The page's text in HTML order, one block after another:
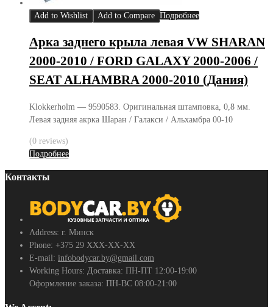
Add to Wishlist Add to Compare Подробнее
Арка заднего крыла левая VW SHARAN
2000-2010 / FORD GALAXY 2000-2006 /
SEAT ALHAMBRA 2000-2010 (Дания)
Klokkerholm — 9590583. Оригинальная штамповка, 0,8 мм.
Левая задняя акрка Шаран / Галакси / Альхамбра 00-10
(0 reviews)
Подробнее
Контакты
Address: г. Минск
Phone: +375 29 ХХХ-ХХ-ХХ
E-mail: infobodycar.by@gmail.com
Working Hours: Доставка: ПН-ПТ 12:00-19:00
Оформление заказа: ПН-ВС 08:00-21:00